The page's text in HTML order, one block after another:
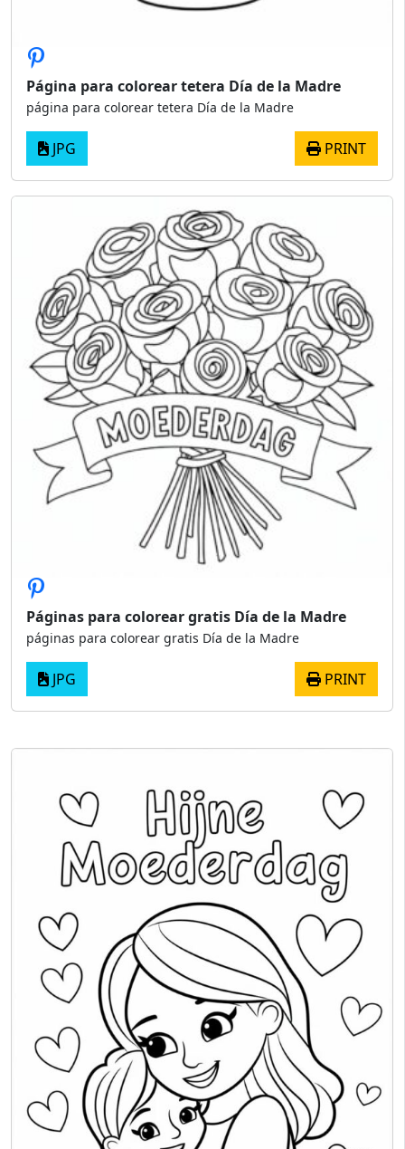
Página para colorear tetera Día de la Madre
página para colorear tetera Día de la Madre
JPG PRINT
Páginas para colorear gratis Día de la Madre
páginas para colorear gratis Día de la Madre
JPG PRINT